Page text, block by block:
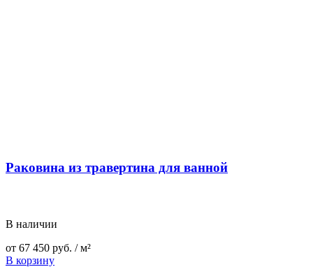
Раковина из травертина для ванной
В наличии
от 67 450 руб. / м²
В корзину